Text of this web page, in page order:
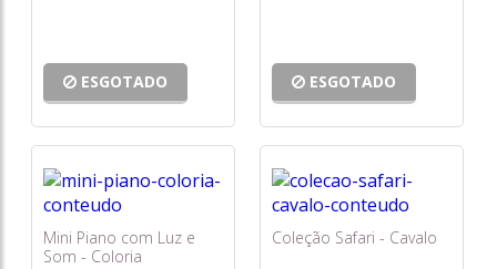
ESGOTADO ESGOTADO
Mini Piano com Luz e
Som - Coloria
Coleção Safari - Cavalo